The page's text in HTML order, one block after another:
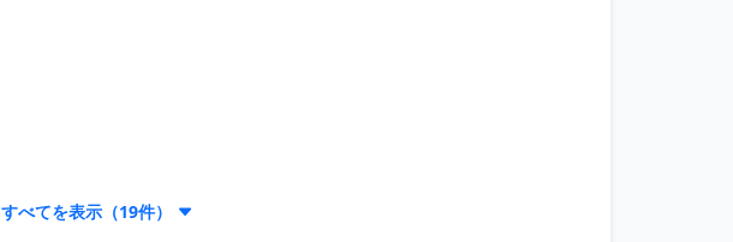
すべてを表示（19件）